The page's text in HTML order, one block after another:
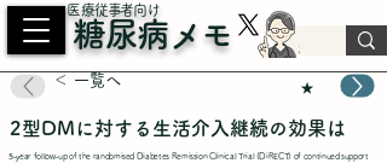
​医療従事者向け
糖尿病メモ
＜ 一覧へ ★
2型DMに対する生活介入継続の効果は
5-year follow-up of the randomised Diabetes Remission Clinical Trial (DiRECT) of continued support